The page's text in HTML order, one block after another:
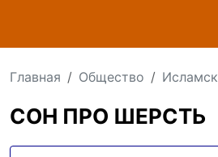
Главная Общество
СОН ПРО ШЕРСТЬ